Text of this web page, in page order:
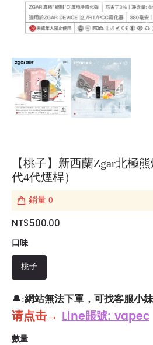
【桃子】新西蘭Zgar北極
代4代煙桿）
銷量 0
NT$500.00
口味
桃子
🔔:網站無法下單，可找客服小
请点击→ Line賬號: vapec
數量